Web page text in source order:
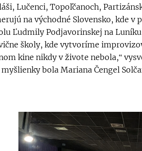
Lučenci, Topoľčanoch,
na východné Slovensko, kde
Ľudmily Podjavorinskej na
školy, kde vytvoríme
kine nikdy v živote nebola,‟
myšlienky bola Mariana Čengel